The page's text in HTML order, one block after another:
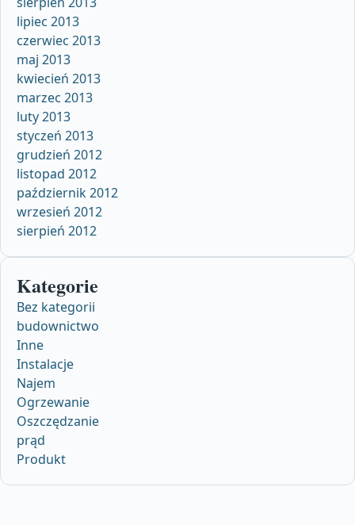
lipiec 2013
czerwiec 2013
maj 2013
kwiecień 2013
marzec 2013
luty 2013
styczeń 2013
grudzień 2012
listopad 2012
październik 2012
wrzesień 2012
sierpień 2012
Kategorie
Bez kategorii
budownictwo
Inne
Instalacje
Najem
Ogrzewanie
Oszczędzanie
prąd
Produkt